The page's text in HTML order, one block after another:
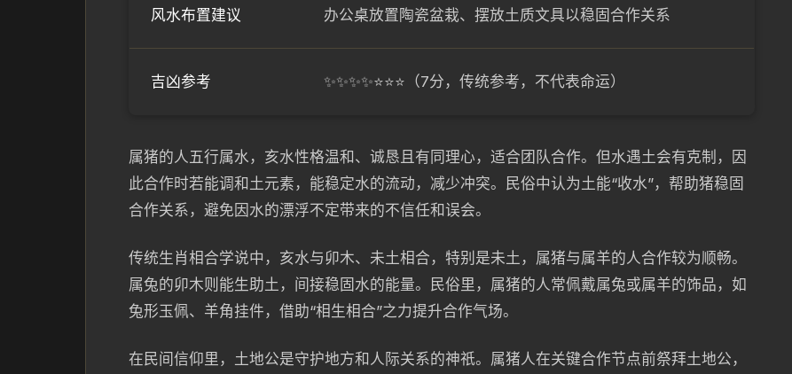
风水布置建议 办公桌放置陶瓷盆栽、摆放土质文具以稳固合作关系
吉凶参考 ✨✨✨✨⭐⭐⭐（7分，传统参考，不代表命运）
属猪的人五行属水，亥水性格温和、诚恳且有同理心，适合团队合作。但水遇土会有克制，因
此合作时若能调和土元素，能稳定水的流动，减少冲突。民俗中认为土能“收水”，帮助猪稳固
合作关系，避免因水的漂浮不定带来的不信任和误会。
传统生肖相合学说中，亥水与卯木、未土相合，特别是未土，属猪与属羊的人合作较为顺畅。
属兔的卯木则能生助土，间接稳固水的能量。民俗里，属猪的人常佩戴属兔或属羊的饰品，如
兔形玉佩、羊角挂件，借助“相生相合”之力提升合作气场。
在民间信仰里，土地公是守护地方和人际关系的神祇。属猪人在关键合作节点前祭拜土地公，